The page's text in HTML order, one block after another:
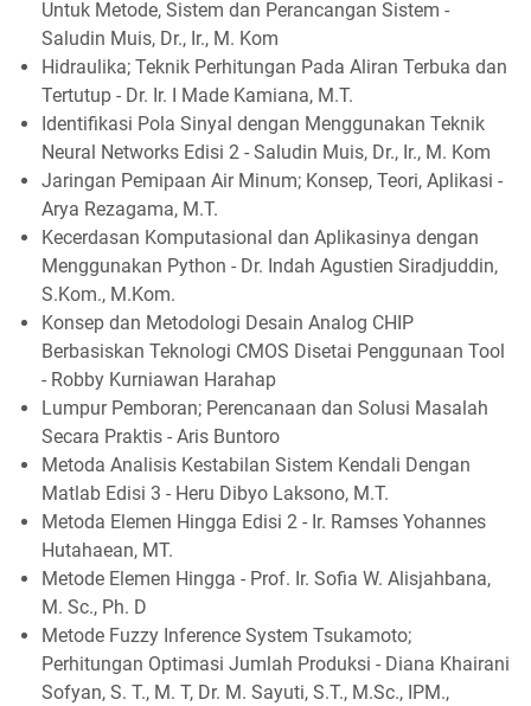
Untuk Metode, Sistem dan Perancangan Sistem -
Saludin Muis, Dr., Ir., M. Kom
Hidraulika; Teknik Perhitungan Pada Aliran Terbuka dan
Tertutup - Dr. Ir. I Made Kamiana, M.T.
Identifikasi Pola Sinyal dengan Menggunakan Teknik
Neural Networks Edisi 2 - Saludin Muis, Dr., Ir., M. Kom
Jaringan Pemipaan Air Minum; Konsep, Teori, Aplikasi -
Arya Rezagama, M.T.
Kecerdasan Komputasional dan Aplikasinya dengan
Menggunakan Python - Dr. Indah Agustien Siradjuddin,
S.Kom., M.Kom.
Konsep dan Metodologi Desain Analog CHIP
Berbasiskan Teknologi CMOS Disetai Penggunaan Tool
- Robby Kurniawan Harahap
Lumpur Pemboran; Perencanaan dan Solusi Masalah
Secara Praktis - Aris Buntoro
Metoda Analisis Kestabilan Sistem Kendali Dengan
Matlab Edisi 3 - Heru Dibyo Laksono, M.T.
Metoda Elemen Hingga Edisi 2 - Ir. Ramses Yohannes
Hutahaean, MT.
Metode Elemen Hingga - Prof. Ir. Sofia W. Alisjahbana,
M. Sc., Ph. D
Metode Fuzzy Inference System Tsukamoto;
Perhitungan Optimasi Jumlah Produksi - Diana Khairani
Sofyan, S. T., M. T, Dr. M. Sayuti, S.T., M.Sc., IPM.,